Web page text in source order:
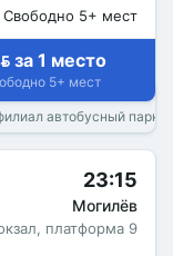
Свободно 5+ мест
за 1 место
5+ мест
автобусный парк
23:15
Могилёв
платформа 9